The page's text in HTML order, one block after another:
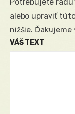
Potrebujete
alebo upraviť
nižšie. Ďakujeme
VÁŠ TEXT